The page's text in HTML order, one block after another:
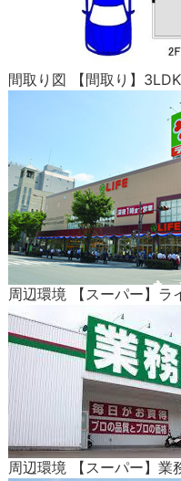
間取り図 【間取り】3LDK
周辺環境 【スーパー】ラ
周辺環境 【スーパー】業